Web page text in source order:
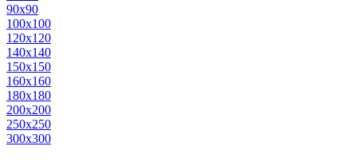
90х90
100х100
120х120
140х140
150х150
160х160
180х180
200х200
250х250
300х300